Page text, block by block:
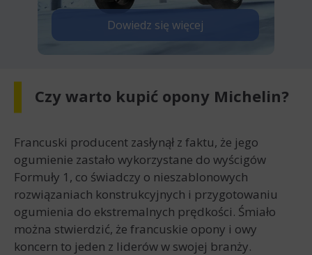
Dowiedz się więcej
Czy warto kupić opony Michelin?
Francuski producent zasłynął z faktu, że jego
ogumienie zastało wykorzystane do wyścigów
Formuły 1, co świadczy o nieszablonowych
rozwiązaniach konstrukcyjnych i przygotowaniu
ogumienia do ekstremalnych prędkości. Śmiało
można stwierdzić, że francuskie opony i owy
koncern to jeden z liderów w swojej branży.